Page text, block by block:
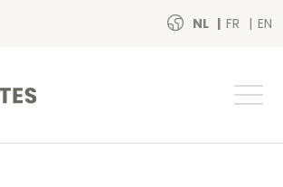
NL FR EN